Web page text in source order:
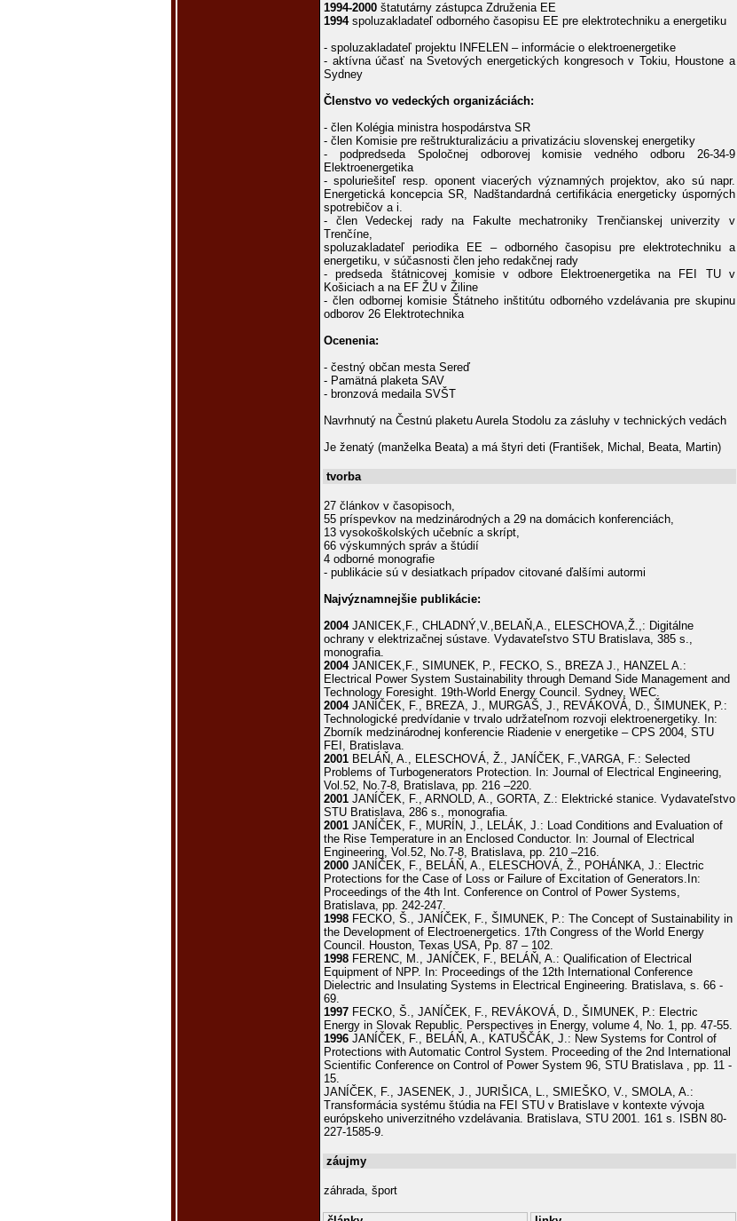
1994-2000 štatutárny zástupca Združenia EE
1994spoluzakladateľ odborného časopisu EE pre elektrotechniku a energetiku
- spoluzakladateľ projektu INFELEN – informácie o elektroenergetike
- aktívna účasť na Svetových energetických kongresoch v Tokiu, Houstone a
Sydney
Členstvo vo vedeckých organizáciách:
- člen Kolégia ministra hospodárstva SR
- člen Komisie pre reštrukturalizáciu a privatizáciu slovenskej energetiky
- podpredseda Spoločnej odborovej komisie vedného odboru 26-34-9
Elektroenergetika
- spoluriešiteľ resp. oponent viacerých významných projektov, ako sú napr.
Energetická koncepcia SR, Nadštandardná certifikácia energeticky úsporných
spotrebičov a i.
- člen Vedeckej rady na Fakulte mechatroniky Trenčianskej univerzity v
Trenčíne,
spoluzakladateľ periodika EE – odborného časopisu pre elektrotechniku a
energetiku, v súčasnosti člen jeho redakčnej rady
- predseda štátnicovej komisie v odbore Elektroenergetika na FEI TU v
Košiciach a na EF ŽU v Žiline
- člen odbornej komisie Štátneho inštitútu odborného vzdelávania pre skupinu
odborov 26 Elektrotechnika
Ocenenia:
- čestný občan mesta Sereď
- Pamätná plaketa SAV
- bronzová medaila SVŠT
Navrhnutý na Čestnú plaketu Aurela Stodolu za zásluhy v technických vedách
Je ženatý (manželka Beata) a má štyri deti (František, Michal, Beata, Martin)
tvorba
27 článkov v časopisoch,
55 príspevkov na medzinárodných a 29 na domácich konferenciách,
13 vysokoškolských učebníc a skrípt,
66 výskumných správ a štúdií
4 odborné monografie
- publikácie sú v desiatkach prípadov citované ďalšími autormi
Najvýznamnejšie publikácie:
2004JANICEK,F., CHLADNÝ,V.,BELAŇ,A., ELESCHOVA,Ž.,: Digitálne
ochrany v elektrizačnej sústave. Vydavateľstvo STU Bratislava, 385 s.,
monografia.
2004JANICEK,F., SIMUNEK, P., FECKO, S., BREZA J., HANZEL A.:
Electrical Power System Sustainability through Demand Side Management and
Technology Fore­sight. 19th-World Energy Council. Sydney, WEC.
2004JANÍČEK, F., BREZA, J., MURGAŠ, J., REVÁKOVÁ, D., ŠIMUNEK, P.:
Technolo­gické predvídanie v trvalo udržateľnom rozvoji elektroenergetiky. In:
Zborník medzinárodnej konferencie Riadenie v energetike – CPS 2004, STU
FEI, Bratislava.
2001 BELÁŇ, A., ELESCHOVÁ, Ž., JANÍČEK, F.,VARGA, F.: Selected
Problems of Tur­bogenerators Protection. In: Journal of Electrical Engineering,
Vol.52, No.7-8, Bratislava, pp. 216 –220.
2001 JANÍČEK, F., ARNOLD, A., GORTA, Z.: Elektrické stanice. Vydavateľstvo
STU Bra­tislava, 286 s., monografia.
2001 JANÍČEK, F., MURÍN, J., LELÁK, J.: Load Conditions and Evaluation of
the Rise Temperature in an Enclosed Conductor. In: Journal of Electrical
Engineering, Vol.52, No.7-8, Bratislava, pp. 210 –216.
2000 JANÍČEK, F., BELÁŇ, A., ELESCHOVÁ, Ž., POHÁNKA, J.: Electric
Protections for the Case of Loss or Failure of Excitation of Generators.In:
Proceedings of the 4th Int. Conference on Control of Power Systems,
Bratislava, pp. 242-247.
1998 FECKO, Š., JANÍČEK, F., ŠIMUNEK, P.: The Concept of Sustainability in
the De­velopment of Electroenergetics. 17th Congress of the World Energy
Council. Ho­uston, Texas USA, Pp. 87 – 102.
1998 FERENC, M., JANÍČEK, F., BELÁŇ, A.: Qualification of Electrical
Equipment of NPP. In: Proceedings of the 12th International Conference
Dielectric and Insula­ting Systems in Electrical Engineering. Bratislava, s. 66 -
69.
1997 FECKO, Š., JANÍČEK, F., REVÁKOVÁ, D., ŠIMUNEK, P.: Electric
Energy in Slo­vak Republic. Perspectives in Energy, volume 4, No. 1, pp. 47-55.
1996 JANÍČEK, F., BELÁŇ, A., KATUŠČÁK, J.: New Systems for Control of
Protec­tions with Automatic Control System. Proceeding of the 2nd International
Scienti­fic Conference on Control of Power System 96, STU Bratislava , pp. 11 -
15.
JANÍČEK, F., JASENEK, J., JURIŠICA, L., SMIEŠKO, V., SMOLA, A.:
Transformácia systému štúdia na FEI STU v Bratislave v kontexte vývoja
európskeho univerzitného vzdelávania. Bratislava, STU 2001. 161 s. ISBN 80-
227-1585-9.
záujmy
záhrada, šport